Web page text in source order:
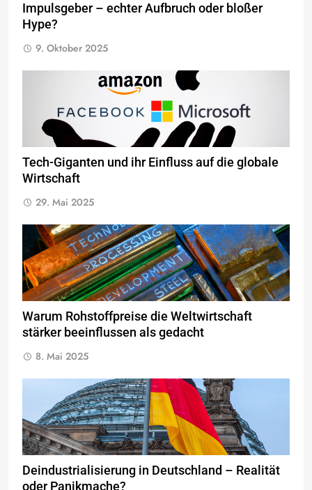
Impulsgeber – echter Aufbruch oder bloßer
Hype?
9. Oktober 2025
Tech-Giganten und ihr Einfluss auf die globale
Wirtschaft
29. Mai 2025
Warum Rohstoffpreise die Weltwirtschaft
stärker beeinflussen als gedacht
8. Mai 2025
Deindustrialisierung in Deutschland – Realität
oder Panikmache?